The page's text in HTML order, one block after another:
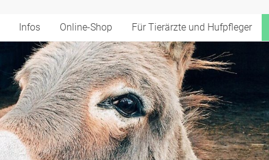
Infos Online-Shop Für Tierärzte und Hufpfleger